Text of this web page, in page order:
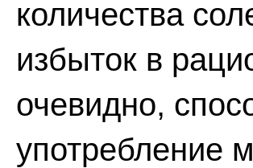
количества
избыток в
очевидно,
употребление